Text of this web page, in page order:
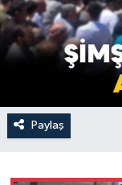
Paylaş